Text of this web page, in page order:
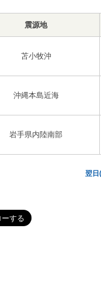
震源地
苫小牧沖
沖縄本島近海
岩手県内陸南部
翌日